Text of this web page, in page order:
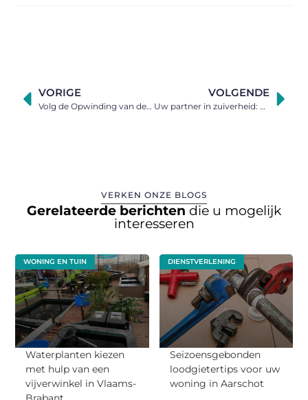
VORIGE
Volg de Opwinding van de Jupiler Pro League Live op Voetbalnieuws.be
VOLGENDE
Uw partner in zuiverheid: hét industrieel schoonmaakbedrijf in Oost-Vlaanderen
VERKEN ONZE BLOGS
Gerelateerde berichten die u mogelijk
interesseren
WONING EN TUIN
Waterplanten kiezen
met hulp van een
vijverwinkel in Vlaams-
DIENSTVERLENING
Seizoensgebonden
loodgietertips voor uw
woning in Aarschot